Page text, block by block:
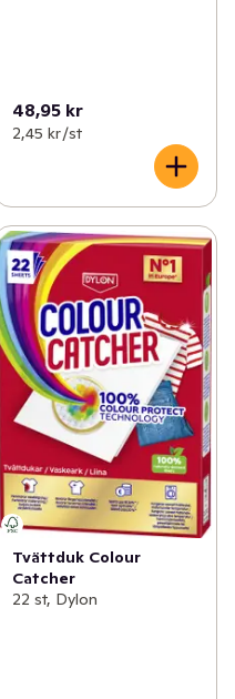
48,95 kr
2,45 kr /st
Tvättduk Colour
Catcher
22 st, Dylon